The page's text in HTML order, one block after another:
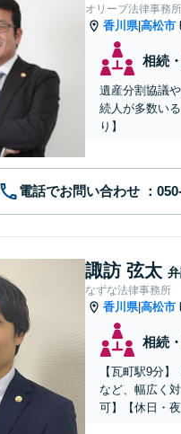
オリーブ法律事務所
香川県|高松市
相続
遺産分割協議
続人が多数い
り】
電話でお問い合わせ
諏訪 弦太
なずな法律事務所
香川県|高松市
相続
【瓦町駅9分
など、幅広く
可】【休日・夜